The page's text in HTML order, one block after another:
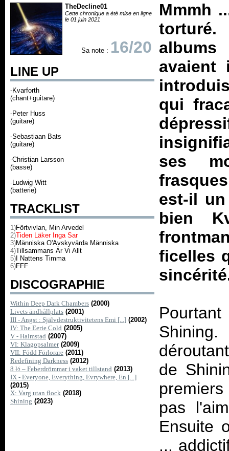
TheDecline01
Cette chronique a été mise en ligne
le 01 juin 2021
Sa note : 16/20
LINE UP
-Kvarforth
(chant+guitare)
-Peter Huss
(guitare)
-Sebastiaan Bats
(guitare)
-Christian Larsson
(basse)
-Ludwig Witt
(batterie)
TRACKLIST
1)Förtvivlan, Min Arvedel
2)Tiden Läker Inga Sar
3)Människa O'Avskyvärda Människa
4)Tillsammans Är Vi Allt
5) I Nattens Timma
6)FFF
DISCOGRAPHIE
Within Deep Dark Chambers (2000)
Livets ändhållplats (2001)
III - Angst : Självdestruktivitetens Emi [...] (2002)
IV: The Eerie Cold (2005)
V - Halmstad (2007)
VI: Klagopsalmer (2009)
VII: Född Förlorare (2011)
Redefining Darkness (2012)
8 ½ – Feberdrömmar i vaket tillstand (2013)
IX - Everyone, Everything, Evrywhere, En [...]
(2015)
X: Varg utan flock (2018)
Shining (2023)
Mmmh
avaient
qui
ses
est-il
bien
ficelles
de
pas
Ensuite
...